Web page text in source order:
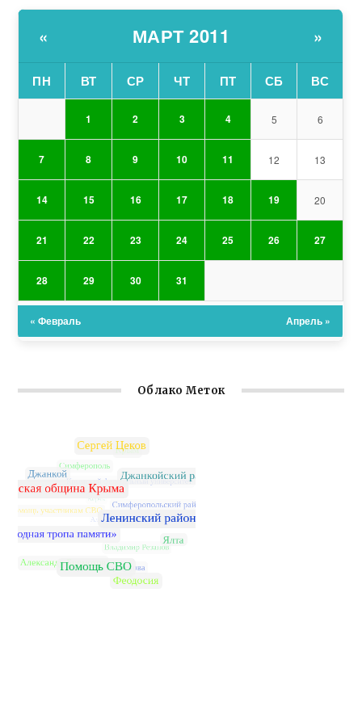
« МАРТ 2011 »
ПН ВТ СР ЧТ ПТ СБ ВС
1 2 3 4 5 6
7 8 9 10 11 12 13
14 15 16 17 18 19 20
21 22 23 24 25 26 27
28 29 30 31
« Февраль Апрель »
Облако Меток